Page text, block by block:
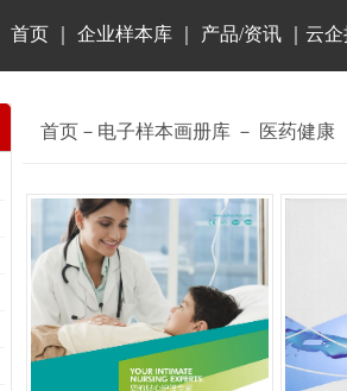
首页 企业样本库 产品/资讯 云
首页－电子样本画册库 － 医药健康